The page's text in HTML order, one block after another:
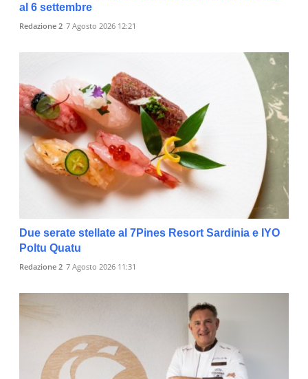
al 6 settembre
Redazione 2 7 Agosto 2026 12:21
Due serate stellate al 7Pines Resort Sardinia e IYO
Poltu Quatu
Redazione 2 7 Agosto 2026 11:31